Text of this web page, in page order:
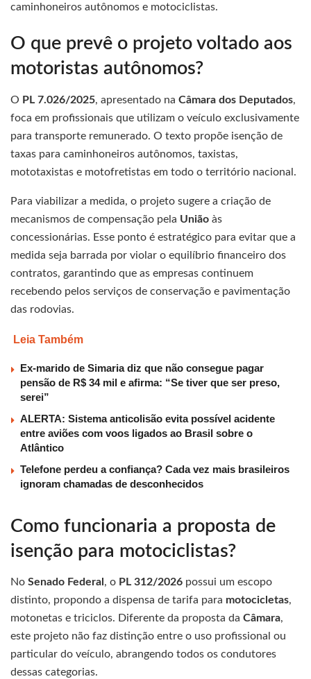
caminhoneiros autônomos e motociclistas.
O que prevê o projeto voltado aos
motoristas autônomos?
O PL 7.026/2025, apresentado na Câmara dos Deputados,
foca em profissionais que utilizam o veículo exclusivamente
para transporte remunerado. O texto propõe isenção de
taxas para caminhoneiros autônomos, taxistas,
mototaxistas e motofretistas em todo o território nacional.
Para viabilizar a medida, o projeto sugere a criação de
mecanismos de compensação pela União às
concessionárias. Esse ponto é estratégico para evitar que a
medida seja barrada por violar o equilíbrio financeiro dos
contratos, garantindo que as empresas continuem
recebendo pelos serviços de conservação e pavimentação
das rodovias.
Leia Também
Ex-marido de Simaria diz que não consegue pagar
pensão de R$ 34 mil e afirma: “Se tiver que ser preso,
serei”
ALERTA: Sistema anticolisão evita possível acidente
entre aviões com voos ligados ao Brasil sobre o
Atlântico
Telefone perdeu a confiança? Cada vez mais brasileiros
ignoram chamadas de desconhecidos
Como funcionaria a proposta de
isenção para motociclistas?
No Senado Federal , o PL 312/2026 possui um escopo
distinto, propondo a dispensa de tarifa para motocicletas,
motonetas e triciclos. Diferente da proposta da Câmara,
este projeto não faz distinção entre o uso profissional ou
particular do veículo, abrangendo todos os condutores
dessas categorias.